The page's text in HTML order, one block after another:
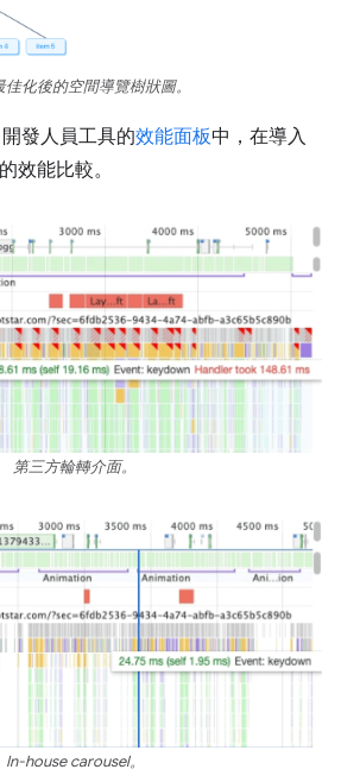
佳化後的空間導覽樹狀圖。
發人員工具的效能面板中，在導入
效能比較。
第三方輪轉介面。
In-house carousel。